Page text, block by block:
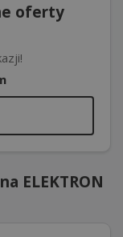
oferty
ELEKTRON